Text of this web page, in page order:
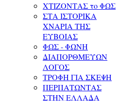
ΧΤΙΖΟΝΤΑΣ το ΦΩΣ
ΣΤΑ ΙΣΤΟΡΙΚΑ
ΧΝΑΡΙΑ ΤΗΣ
ΕΥΒΟΙΑΣ
ΦΩΣ - ΦΩΝΗ
ΔΙΑΠΟΡΘΜΕΥΩΝ
ΛΟΓΟΣ
ΤΡΟΦΗ ΓΙΑ ΣΚΕΨΗ
ΠΕΡΠΑΤΩΝΤΑΣ
ΣΤΗΝ ΕΛΛΑΔΑ